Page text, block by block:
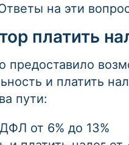
на эти
платить
предоставило
и платить
пути:
от 6% до 13%